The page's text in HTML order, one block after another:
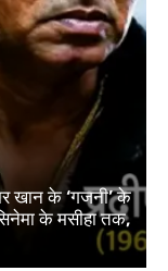
खान के ‘गजनी’ के
के मसीहा तक,